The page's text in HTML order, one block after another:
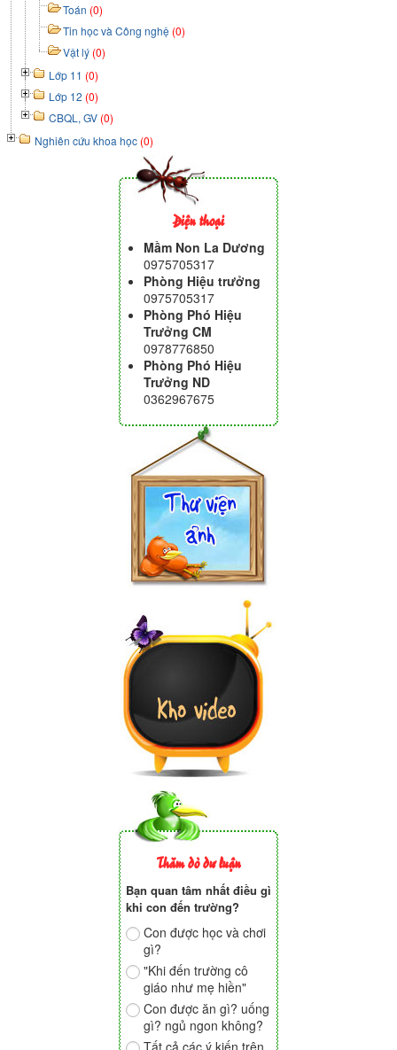
Toán (0)
Tin học và Công nghệ (0)
Vật lý (0)
Lớp 11 (0)
Lớp 12 (0)
CBQL, GV (0)
Nghiên cứu khoa học (0)
Điện thoại
Mầm Non La Dương
0975705317
Phòng Hiệu trưởng
0975705317
Phòng Phó Hiệu
Trưởng CM
0978776850
Phòng Phó Hiệu
Trưởng ND
0362967675
Thăm dò dư luận
Bạn quan tâm nhất điều gì
khi con đến trường?
Con được học và chơi
gì?
"Khi đến trường cô
giáo như mẹ hiền"
Con được ăn gì? uống
gì? ngủ ngon không?
Tất cả các ý kiến trên